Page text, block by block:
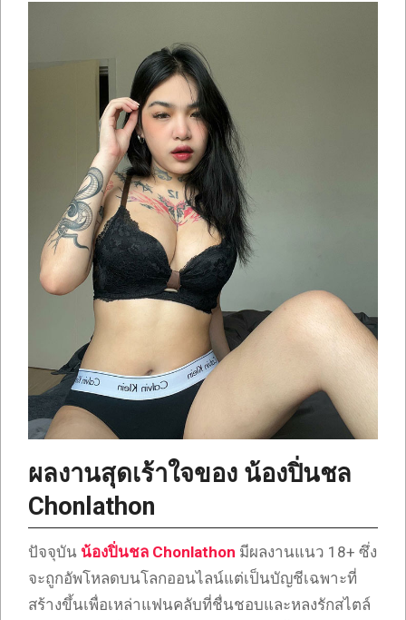
ผลงานสุดเร้าใจของ น้องปิ่นชล
Chonlathon
ปัจจุบัน น้องปิ่นชล Chonlathon มีผลงานแนว 18+ ซึ่ง
จะถูกอัพโหลดบนโลกออนไลน์แต่เป็นบัญชีเฉพาะที่
สร้างขึ้นเพื่อเหล่าแฟนคลับที่ชื่นชอบและหลงรักสไตล์